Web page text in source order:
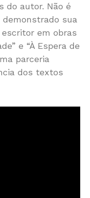
do autor. Não é
demonstrado sua
em obras
e “À Espera de
parceria
dos textos